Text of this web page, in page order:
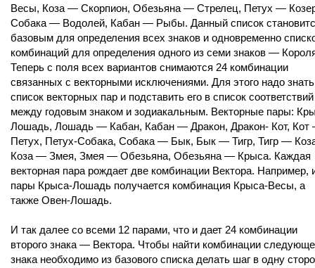
Весы, Коза — Скорпион, Обезьяна — Стрелец, Петух —
Собака — Водолей, Кабан — Рыбы. Данный список
базовым для определения всех знаков и одновременно
комбинаций для определения одного из семи знаков —
Теперь с поля всех вариантов снимаются 24 комбинации
связанных с векторными исключениями. Для этого надо знать
список векторных пар и подставить его в список соответствий
между годовым знаком и зодиакальным. Векторные пары:
Лошадь, Лошадь — Кабан, Кабан — Дракон, Дракон- Кот,
Петух, Петух-Собака, Собака — Бык, Бык — Тигр, Тигр —
Коза — Змея, Змея — Обезьяна, Обезьяна — Крыса. Каждая
векторная пара рождает две комбинации Вектора. Например,
пары Крыса-Лошадь получается комбинация Крыса-Весы, а
также Овен-Лошадь.
И так далее со всеми 12 парами, что и дает 24 комбинации
второго знака — Вектора. Чтобы найти комбинации
знака необходимо из базового списка делать шаг в одну